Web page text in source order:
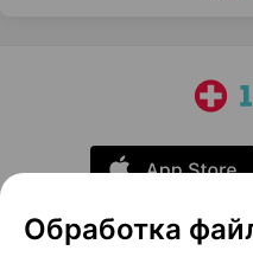
Обработка